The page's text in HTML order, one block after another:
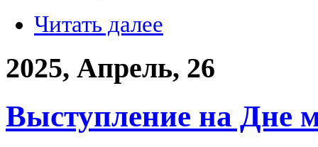
Читать далее
2025, Апрель, 26
Выступление на Дне